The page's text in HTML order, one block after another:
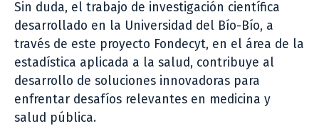
Sin duda, el trabajo de investigación científica
desarrollado en la Universidad del Bío-Bío, a
través de este proyecto Fondecyt, en el área de la
estadística aplicada a la salud, contribuye al
desarrollo de soluciones innovadoras para
enfrentar desafíos relevantes en medicina y
salud pública.